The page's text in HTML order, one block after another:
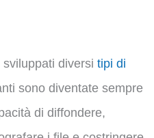
diversi tipi di
sono diventate sempre
di diffondere,